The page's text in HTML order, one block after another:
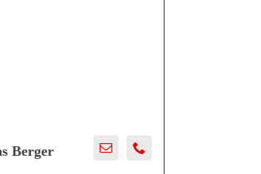
Berger